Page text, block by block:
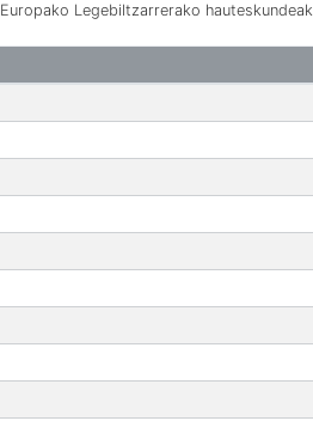
Europako Legebiltzarrerako hauteskundeak